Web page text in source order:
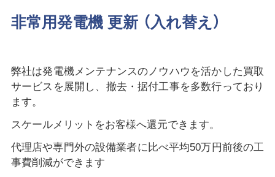
非常用発電機 更新 （入れ替え）
弊社は発電機メンテナンスのノウハウを活かした買取
サービスを展開し、撤去・据付工事を多数行っており
ます。
スケールメリットをお客様へ還元できます。
代理店や専門外の設備業者に比べ平均50万円前後の工
事費削減ができます